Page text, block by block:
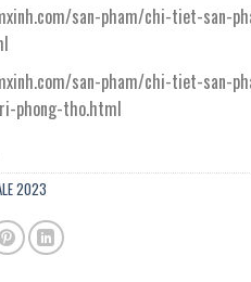
san-pham/chi-tiet-san-
san-pham/chi-tiet-san-
phong-tho.html
2023